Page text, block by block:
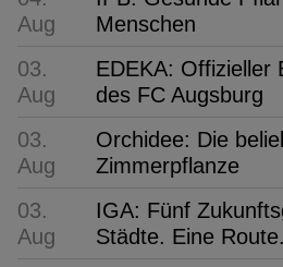
Aug
Menschen
03.
Aug
EDEKA: Offizieller
des FC Augsburg
03.
Aug
Orchidee: Die
Zimmerpflanze
03.
Aug
IGA: Fünf
Städte. Eine Route.